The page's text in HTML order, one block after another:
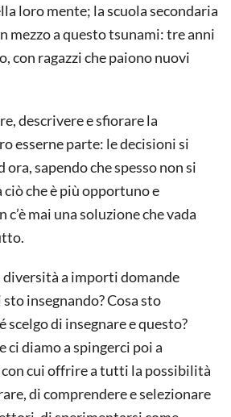
loro mente; la scuola secondaria
mezzo a questo tsunami: tre anni
con ragazzi che paiono nuovi
descrivere e sfiorare la
esserne parte: le decisioni si
ora, sapendo che spesso non si
che è più opportuno e
mai una soluzione che vada
diversità a importi domande
insegnando? Cosa sto
scelgo di insegnare e questo?
ci diamo a spingerci poi a
cui offrire a tutti la possibilità
di comprendere e selezionare